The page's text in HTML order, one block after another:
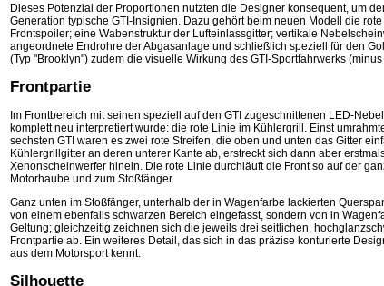
Dieses Potenzial der Proportionen nutzten die Designer konsequent, um
Generation typische GTI-Insignien. Dazu gehört beim neuen Modell die
Frontspoiler; eine Wabenstruktur der Lufteinlassgitter; vertikale
angeordnete Endrohre der Abgasanlage und schließlich speziell für den
(Typ "Brooklyn") zudem die visuelle Wirkung des GTI-Sportfahrwerks
Frontpartie
Im Frontbereich mit seinen speziell auf den GTI zugeschnittenen LED-
komplett neu interpretiert wurde: die rote Linie im Kühlergrill. Einst
sechsten GTI waren es zwei rote Streifen, die oben und unten das Gitter
Kühlergrillgitter an deren unterer Kante ab, erstreckt sich dann aber
Xenonscheinwerfer hinein. Die rote Linie durchläuft die Front so auf der
Motorhaube und zum Stoßfänger.
Ganz unten im Stoßfänger, unterhalb der in Wagenfarbe lackierten
von einem ebenfalls schwarzen Bereich eingefasst, sondern von in
Geltung; gleichzeitig zeichnen sich die jeweils drei seitlichen,
Frontpartie ab. Ein weiteres Detail, das sich in das präzise konturierte
aus dem Motorsport kennt.
Silhouette